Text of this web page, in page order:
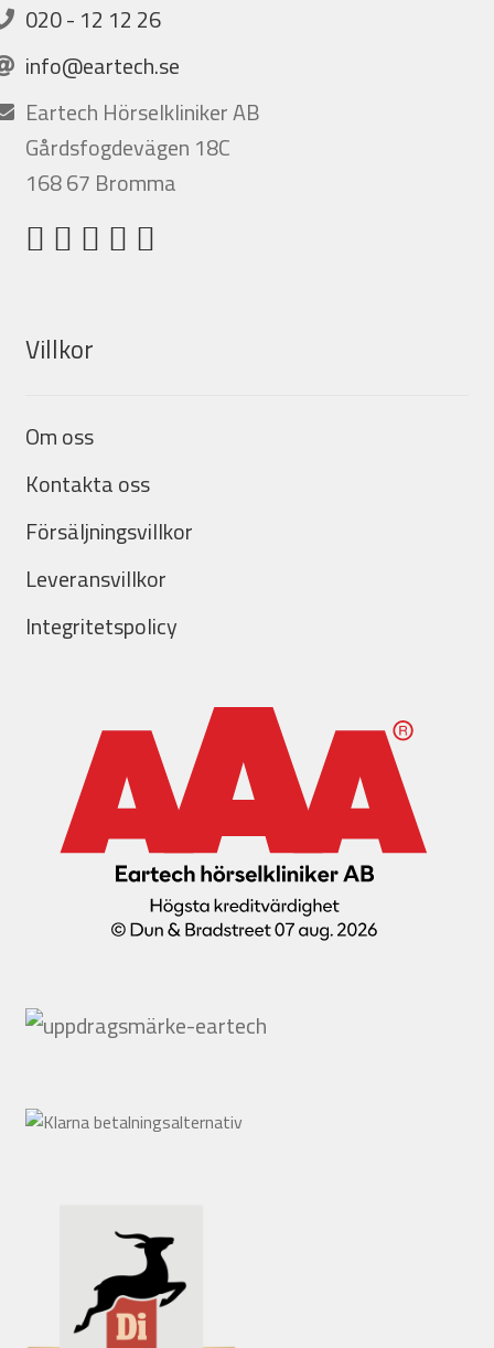
020 - 12 12 26
info@eartech.se
Eartech Hörselkliniker AB
Gårdsfogdevägen 18C
168 67 Bromma
Villkor
Om oss
Kontakta oss
Försäljningsvillkor
Leveransvillkor
Integritetspolicy